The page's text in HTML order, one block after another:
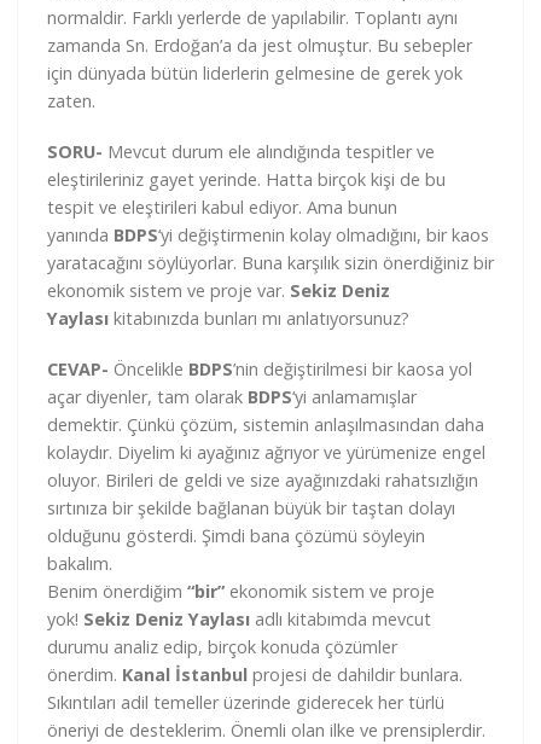
normaldir. Farklı yerlerde de yapılabilir. Toplantı aynı
zamanda Sn. Erdoğan’a da jest olmuştur. Bu sebepler
için dünyada bütün liderlerin gelmesine de gerek yok
zaten.
SORU- Mevcut durum ele alındığında tespitler ve
eleştirileriniz gayet yerinde. Hatta birçok kişi de bu
tespit ve eleştirileri kabul ediyor. Ama bunun
yanında BDPS‘yi değiştirmenin kolay olmadığını, bir kaos
yaratacağını söylüyorlar. Buna karşılık sizin önerdiğiniz bir
ekonomik sistem ve proje var. Sekiz Deniz
Yaylası kitabınızda bunları mı anlatıyorsunuz?
CEVAP- Öncelikle BDPS’nin değiştirilmesi bir kaosa yol
açar diyenler, tam olarak BDPS‘yi anlamamışlar
demektir. Çünkü çözüm, sistemin anlaşılmasından daha
kolaydır. Diyelim ki ayağınız ağrıyor ve yürümenize engel
oluyor. Birileri de geldi ve size ayağınızdaki rahatsızlığın
sırtınıza bir şekilde bağlanan büyük bir taştan dolayı
olduğunu gösterdi. Şimdi bana çözümü söyleyin
bakalım.
Benim önerdiğim “bir” ekonomik sistem ve proje
yok! Sekiz Deniz Yaylası adlı kitabımda mevcut
durumu analiz edip, birçok konuda çözümler
önerdim. Kanal İstanbul projesi de dahildir bunlara.
Sıkıntıları adil temeller üzerinde giderecek her türlü
öneriyi de desteklerim. Önemli olan ilke ve prensiplerdir.